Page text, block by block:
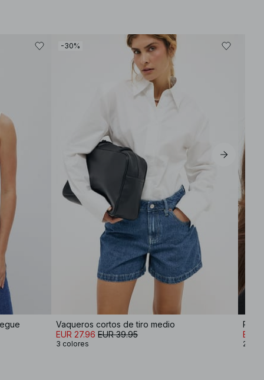
-30%
Vaqueros cortos de tiro medio
EUR 27.96 EUR 39.95
3 colores
EUR
2